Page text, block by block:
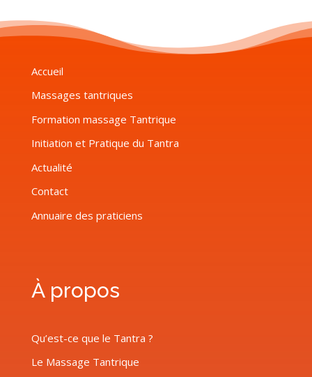
Accueil
Massages tantriques
Formation massage Tantrique
Initiation et Pratique du Tantra
Actualité
Contact
Annuaire des praticiens
À propos
Qu’est-ce que le Tantra ?
Le Massage Tantrique